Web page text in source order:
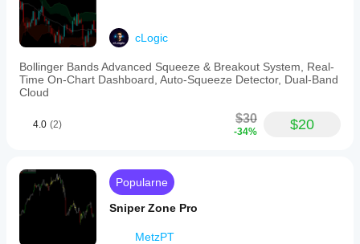
cLogic
Bollinger Bands Advanced Squeeze & Breakout System, Real-
Time On-Chart Dashboard, Auto-Squeeze Detector, Dual-Band
Cloud
4.0 (2) $30
-34% $20
Popularne
Sniper Zone Pro
MetzPT